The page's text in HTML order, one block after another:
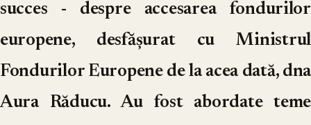
succes - despre accesarea fondurilor
europene, desfășurat cu Ministrul
Fondurilor Europene de la acea dată, dna
Aura Răducu. Au fost abordate teme